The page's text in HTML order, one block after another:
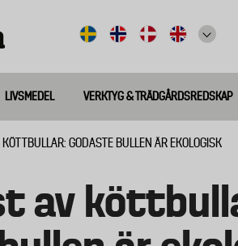
LIVSMEDEL VERKTYG & TRÄDGÅRDSREDSKAP
GODASTE BULLEN ÄR EKOLOGISK
av